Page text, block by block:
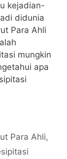
kejadian-
didunia
Para Ahli
mungkin
apa
Para Ahli,